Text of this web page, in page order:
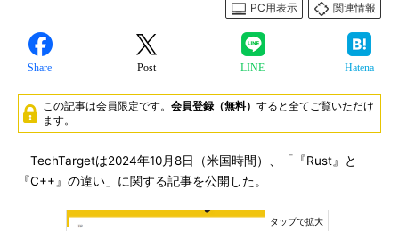
PC用表示
関連情報
Share Post LINE Hatena
この記事は会員限定です。 会員登録（無料） すると全てご覧いただけ
ます。
TechTargetは2024年10月8日（米国時間）、「『Rust』と
『C++』の違い」に関する記事を公開した。